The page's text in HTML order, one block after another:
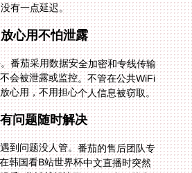
有一点延迟。
心用不怕泄露
番茄采用数据安全加密和专线传输
会被泄露或监控。不管在公共WiFi
心用，不用担心个人信息被窃取。
问题随时解决
到问题没人管。番茄的售后团队专
韩国看B站世界杯中文直播时突然
服后5分钟就解决了——原来是节点
线路，马上就能继续看。这种及时